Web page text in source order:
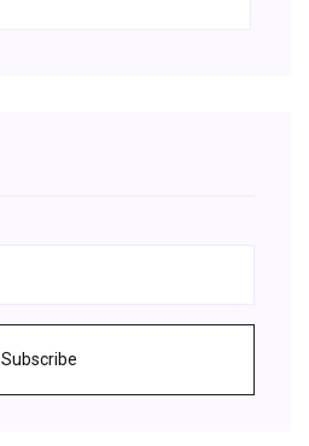
Subscribe